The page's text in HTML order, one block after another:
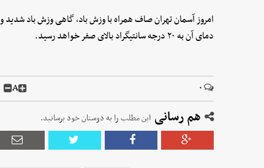
دمای آن به ۲۰ درجه سانتیگراد بالای صفر خواهد رسید.
۰ A
هم رسانی این مطلب را به دوستان خود برسانید.